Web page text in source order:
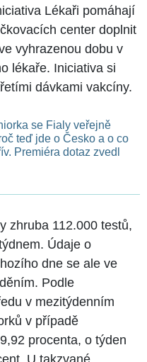
Lékaři pomáhají
center doplnit
vyhrazenou dobu v
lékaře. Iniciativa si
dávkami vakcíny.
se Fialy veřejně
teď jde o Česko a o co
Premiéra dotaz zvedl
zhruba 112.000 testů,
Údaje o
dne se ale ve
Podle
v mezitýdenním
v případě
procenta, o týden
U takzvané